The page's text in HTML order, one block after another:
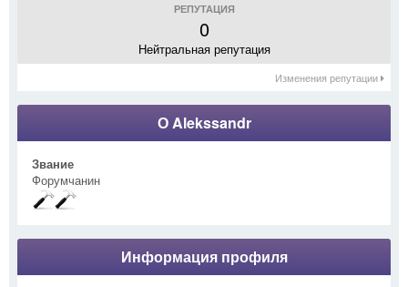
РЕПУТАЦИЯ
0
Нейтральная репутация
Изменения репутации
О Alekssandr
Звание
Форумчанин
Информация профиля